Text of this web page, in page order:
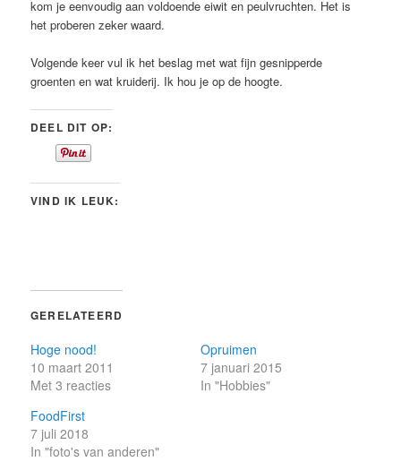
kom je eenvoudig aan voldoende eiwit en peulvruchten. Het is
het proberen zeker waard.
Volgende keer vul ik het beslag met wat fijn gesnipperde
groenten en wat kruiderij. Ik hou je op de hoogte.
DEEL DIT OP:
VIND IK LEUK:
GERELATEERD
Hoge nood!
10 maart 2011
Met 3 reacties
Opruimen
7 januari 2015
In "Hobbies"
FoodFirst
7 juli 2018
In "foto's van anderen"